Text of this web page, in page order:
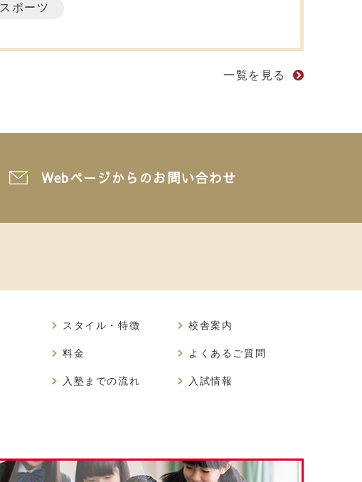
スポーツ
一覧を見る
Webページからのお問い合わせ
スタイル・特徴
料金
入塾までの流れ
校舎案内
よくあるご質問
入試情報